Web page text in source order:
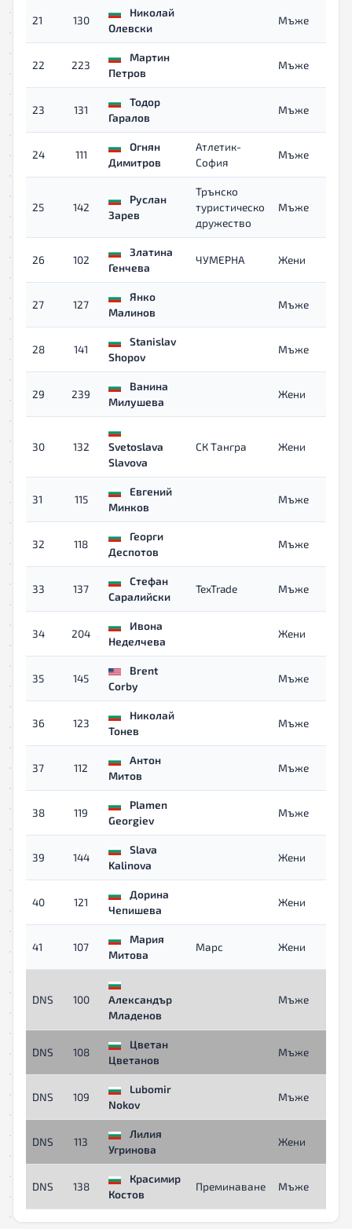
21 130
Николай
Олевски
Мъже
22 223
Мартин
Петров
Мъже
23 131
Тодор
Гаралов
Мъже
24 111
Огнян
Димитров
Атлетик-
София
Мъже
25 142
Руслан
Зарев
Трънско
туристическо
дружество
Мъже
26 102
Златина
Генчева
ЧУМЕРНА Жени
27 127
Янко
Малинов
Мъже
28 141
Stanislav
Shopov
Мъже
29 239
Ванина
Милушева
Жени
30 132
Svetoslava
Slavova
СК Тангра Жени
31 115
Евгений
Минков
Мъже
32 118
Георги
Деспотов
Мъже
33 137
Стефан
Саралийски
TexTrade Мъже
34 204
Ивона
Неделчева
Жени
35 145
Brent
Corby
Мъже
36 123
Николай
Тонев
Мъже
37 112
Антон
Митов
Мъже
38 119
Plamen
Georgiev
Мъже
39 144
Slava
Kalinova
Жени
40 121
Дорина
Чепишева
Жени
41 107
Мария
Митова
Марс Жени
DNS 100
Александър
Младенов
Мъже
DNS 108
Цветан
Цветанов
Мъже
DNS 109
Lubomir
Nokov
Мъже
DNS 113
Лилия
Угринова
Жени
DNS 138
Красимир
Костов
Преминаване Мъже